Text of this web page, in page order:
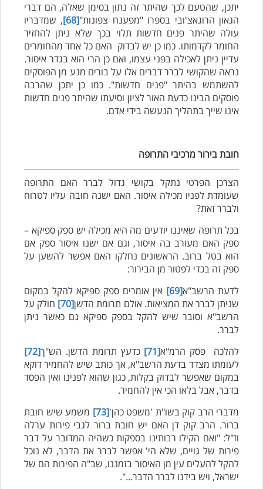
יתכן, שהטעם לכך שהיתר זה נתון בסימן שאלה, הם דברי
הגאון הרוגאצ'ובי בספרו "מפענח צפונות"[68]
, שמדבריו
עולה שהיתר פנים חדשות תלוי בכך שלא ניתן להחזיר
החומר לקדמותו. כמו כן יש לבדוק האם כל אחד מהחומרים
עדיין ניתן לאכילה בפני עצמו, ואם כן הרי הוא בגדר איסור.
נראה שהקושי לברר דברים אלו על בורים מנע מן הפוסקים
להשתמש בהיתר "פנים חדשות". כמו כן יתכן שהרבה
פוסקים הבינו כדעת האור לציון וסיעתו שהיתר פנים חדשות
אינו שייך בתהליך הנעשה בידי אדם.
חובת בירור מרכיבי התרופה
הצרכן הפרטי נתקל בקושי גדול לברר האם התרופה
שעומדת לפניו מכילה איסור. האם ישנה חובה עליו לטרוח
ולברר זאת?
בכל תרופה שאיננו יודעים מה היא מכילה יש ספק ספיקא –
ספק האם מעורב בה איסור, וגם אם ישנו איסור ספק אם
הוא בטל ברוב. הראשונים נחלקו האם אפשר להשען על
ספק זה בכדי לפטור מן הבירור:
לדעת הרשב"א[69]
אין אומרים ספק ספיקא להקל במקום
שניתן לברר את המציאות. אולם תרומת הדשן[70]
חולק על
הרשב"א וסובר שיש להקל בספק ספיקא גם כאשר ניתן
לברר.
להלכה פסק הרמ"א[71] כדעץ תרומת הדשן. הש"ך[72]
לעומתו מצדד בדעת הרשב"א, אך כותב שיש להחמיר דוקא
במקום שאפשר לבדוק בקלות, כגון שהוא לפנינו ואין הפסד
בדבר, אבל בלאו הכי אין להחמיר.
מדברי הרב קוק בשו"ת 'משפט כהן'[73]
משמע שיש חובת
ברור. הרב קוק דן האם יש חובת ברור לגבי פירות ערלה
וז"ל: "ואם הקילו רבותינו בספקות כשהיה המדובר על דבר
פירות של גויים, שלא הי' אפשר לברר את הדבר, לא נוכל
להקל להעלים עין מן האיסור בזמננו, שב"ה הפירות הם של
ישראל, ויש בידנו לברר הדבר...".